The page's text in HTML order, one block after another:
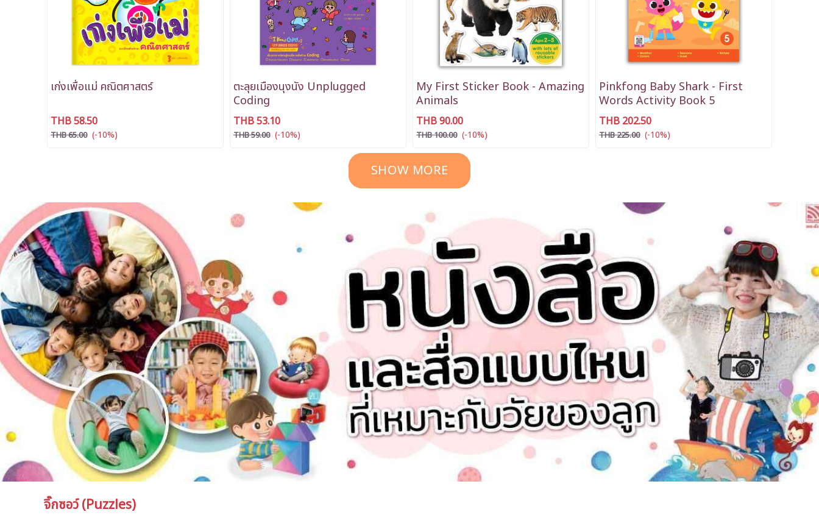
เก่งเพื่อแม่ คณิตศาสตร์
THB 58.50
THB 65.00 (-10%)
ตะลุยเมืองนุงนัง Unplugged
Coding
THB 53.10
THB 59.00 (-10%)
My First Sticker Book - Amazing
Animals
THB 90.00
THB 100.00 (-10%)
Pinkfong Baby Shark - First
Words Activity Book 5
THB 202.50
THB 225.00 (-10%)
SHOW MORE
จิ๊กซอว์ (Puzzles)